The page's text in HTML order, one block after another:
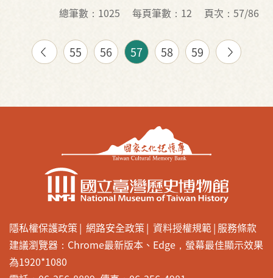
總筆數：1025 每頁筆數：12 頁次：57/86
55 56 57 58 59
隱私權保護政策 網路安全政策 資料授權規範 服務條款
建議瀏覽器：Chrome最新版本、Edge，螢幕最佳顯示效果
為1920*1080